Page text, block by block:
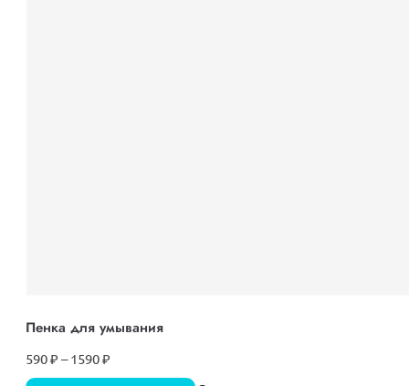
Пенка для умывания
590₽ –1590₽